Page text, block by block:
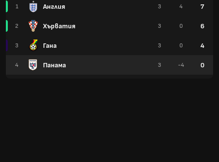
1 Англия
2 Хърватия
3 Гана
4 Панама
3 4 7
3 0 6
3 0 4
3 -4 0